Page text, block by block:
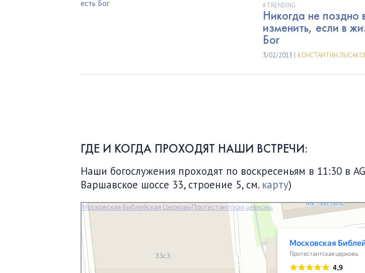
TRENDING
Никогда не поздно
изменить, если в
Бог
3/02/2013 | КОНСТАНТИН
ГДЕ И КОГДА ПРОХОДЯТ НАШИ ВСТРЕЧИ:
Наши богослужения проходят по воскресеньям в 11:30 в
Варшавское шоссе 33, строение 5, см. карту)
Московская Библейская Церковь
Протестантская церковь в Москве